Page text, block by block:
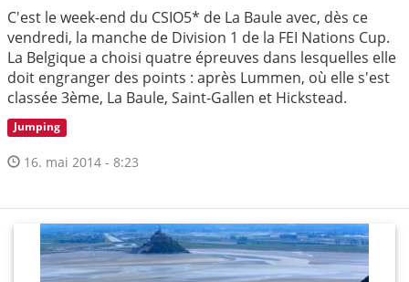
C'est le week-end du CSIO5* de La Baule avec, dès ce
vendredi, la manche de Division 1 de la FEI Nations Cup.
La Belgique a choisi quatre épreuves dans lesquelles elle
doit engranger des points : après Lummen, où elle s'est
classée 3ème, La Baule, Saint-Gallen et Hickstead.
Jumping
16. mai 2014 - 8:23